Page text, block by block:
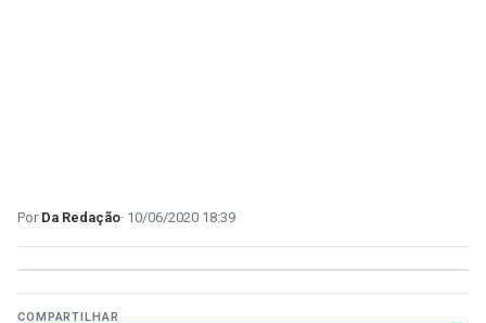
Da Redação 10/06/2020 18:39
COMPARTILHAR